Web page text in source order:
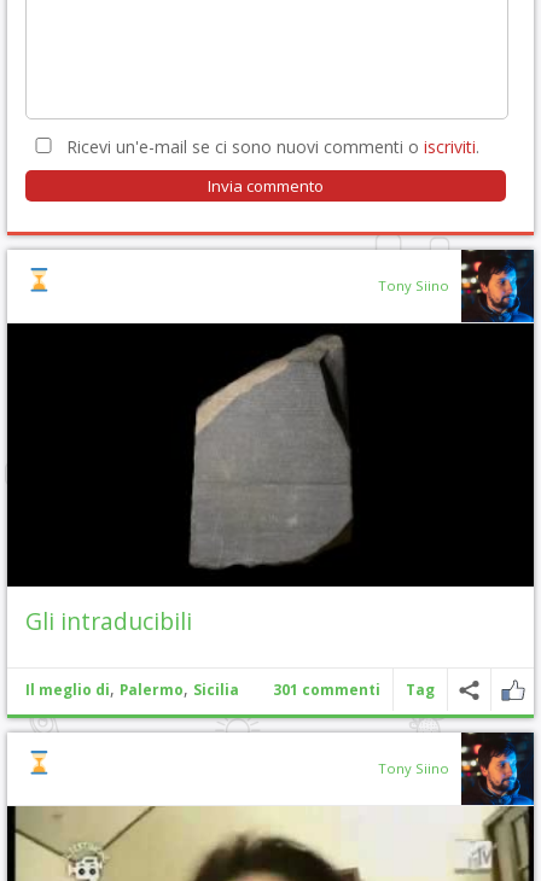
Ricevi un'e-mail se ci sono nuovi commenti o iscriviti.
Tony Siino
Gli intraducibili
Il meglio di, Palermo, Sicilia 301 commenti Tag
Tony Siino